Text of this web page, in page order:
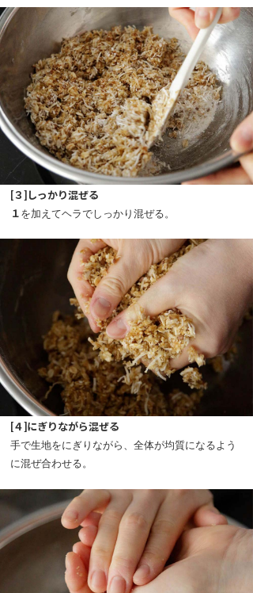
[３]しっかり混ぜる
１を加えてヘラでしっかり混ぜる。
[４]にぎりながら混ぜる
手で生地をにぎりながら、全体が均質になるよう
に混ぜ合わせる。